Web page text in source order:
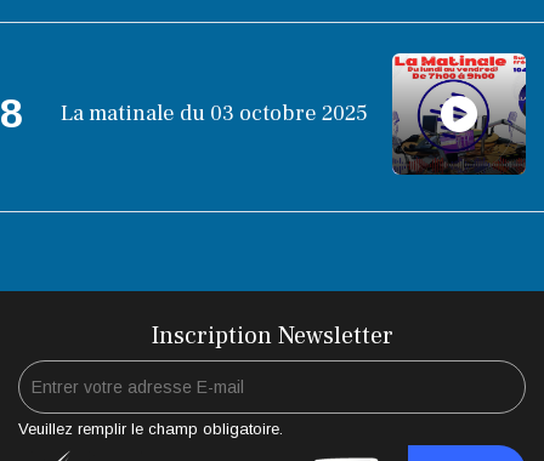
8 La matinale du 03 octobre 2025
Inscription Newsletter
Veuillez remplir le champ obligatoire.